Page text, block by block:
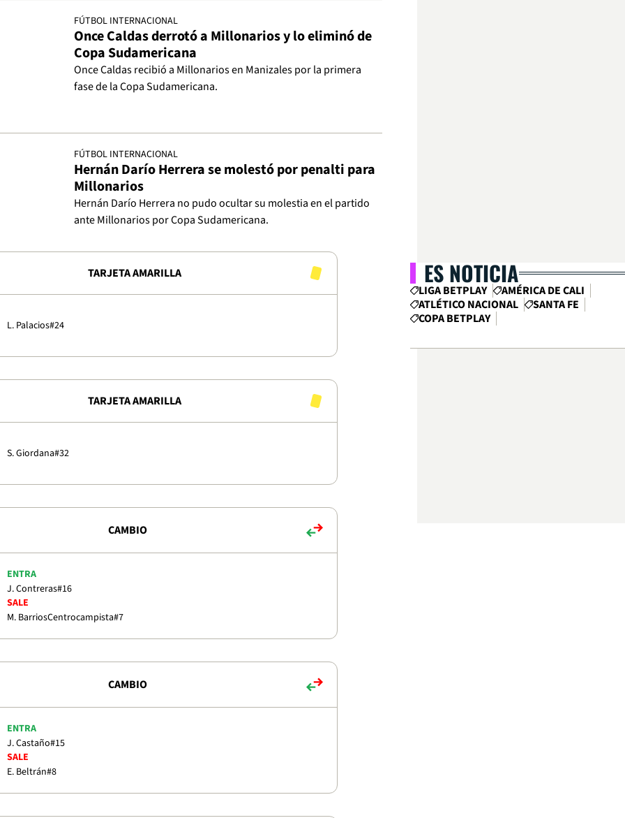
FÚTBOL INTERNACIONAL
Once Caldas derrotó a Millonarios y lo eliminó de
Copa Sudamericana
Once Caldas recibió a Millonarios en Manizales por la primera
fase de la Copa Sudamericana.
FÚTBOL INTERNACIONAL
Hernán Darío Herrera se molestó por penalti para
Millonarios
Hernán Darío Herrera no pudo ocultar su molestia en el partido
ante Millonarios por Copa Sudamericana.
TARJETA AMARILLA
L. Palacios#24
TARJETA AMARILLA
S. Giordana#32
CAMBIO
ENTRA
J. Contreras#16
SALE
M. BarriosCentrocampista#7
CAMBIO
ENTRA
J. Castaño#15
SALE
E. Beltrán#8
ES NOTICIA
LIGA BETPLAY
AMÉRICA DE CALI
ATLÉTICO NACIONAL
SANTA FE
COPA BETPLAY